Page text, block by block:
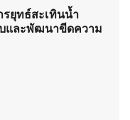
รยุทธ์สะเทินน้ำ
และพัฒนาขีดความ